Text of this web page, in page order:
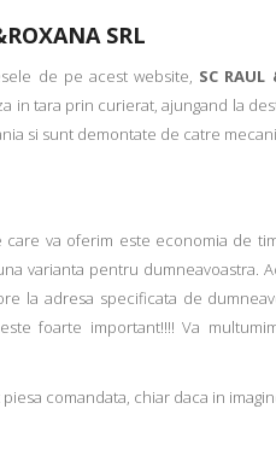
SRL
de pe acest website, SC RAUL
in tara prin curierat, ajungand la
si sunt demontate de catre
care va oferim este economia de
varianta pentru dumneavoastra.
la adresa specificata de
foarte important!!!! Va
comandata, chiar daca in